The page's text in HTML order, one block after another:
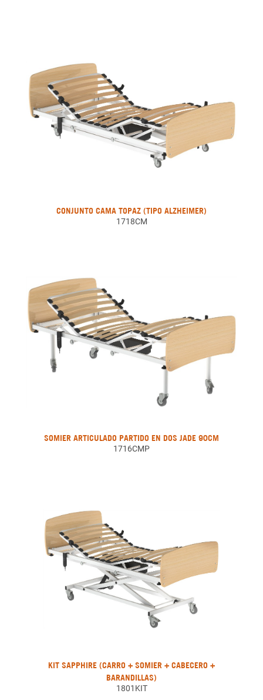
CONJUNTO CAMA TOPAZ (TIPO ALZHEIMER)
1718CM
SOMIER ARTICULADO PARTIDO EN DOS JADE 90CM
1716CMP
KIT SAPPHIRE (CARRO + SOMIER + CABECERO +
BARANDILLAS)
1801KIT